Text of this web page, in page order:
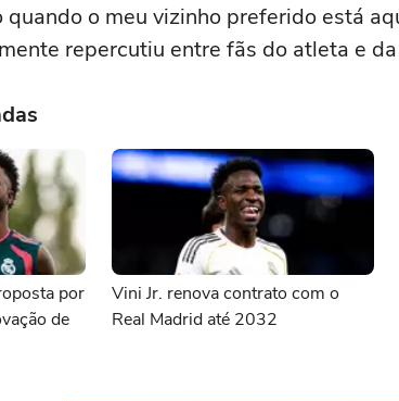
quando o meu vizinho preferido está
repercutiu entre fãs do atleta e
por
de
Vini Jr. renova contrato com o
Real Madrid até 2032